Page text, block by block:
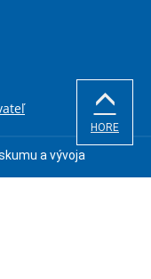
a vývoja
HORE